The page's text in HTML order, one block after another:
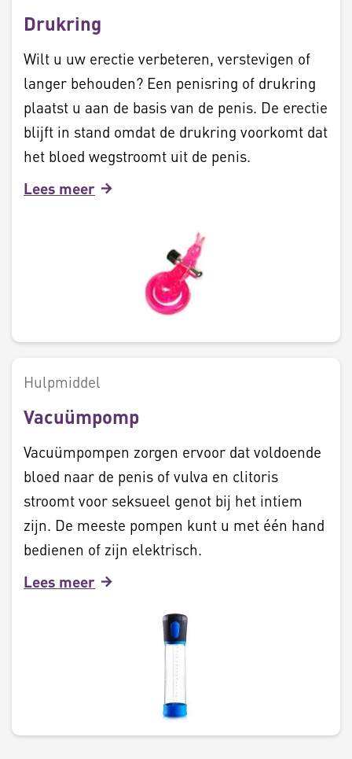
Drukring
Wilt u uw erectie verbeteren, verstevigen of
langer behouden? Een penisring of drukring
plaatst u aan de basis van de penis. De erectie
blijft in stand omdat de drukring voorkomt dat
het bloed wegstroomt uit de penis.
Lees meer
Hulpmiddel
Vacuümpomp
Vacuümpompen zorgen ervoor dat voldoende
bloed naar de penis of vulva en clitoris
stroomt voor seksueel genot bij het intiem
zijn. De meeste pompen kunt u met één hand
bedienen of zijn elektrisch.
Lees meer